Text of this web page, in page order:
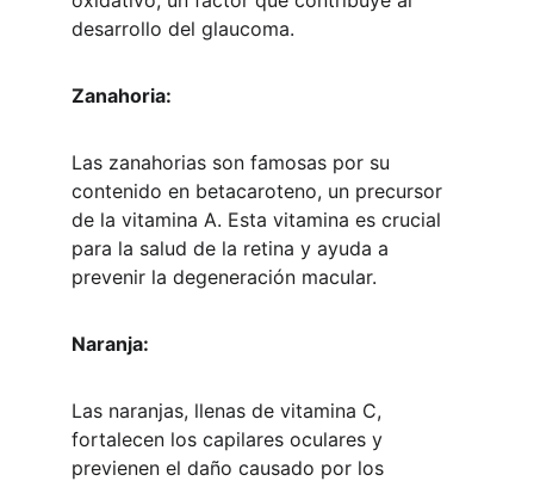
desarrollo del glaucoma.
Zanahoria:
Las zanahorias son famosas por su
contenido en betacaroteno, un precursor
de la vitamina A. Esta vitamina es crucial
para la salud de la retina y ayuda a
prevenir la degeneración macular.
Naranja:
Las naranjas, llenas de vitamina C,
fortalecen los capilares oculares y
previenen el daño causado por los